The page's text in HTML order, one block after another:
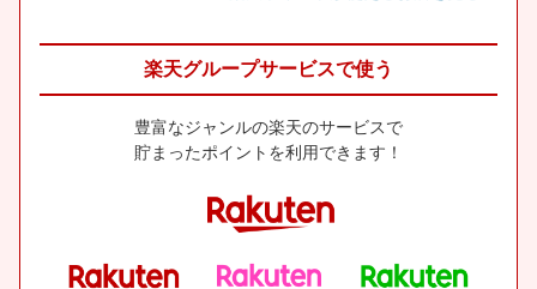
楽天グループサービスで使う
豊富なジャンルの楽天のサービスで
貯まったポイントを利用できます！